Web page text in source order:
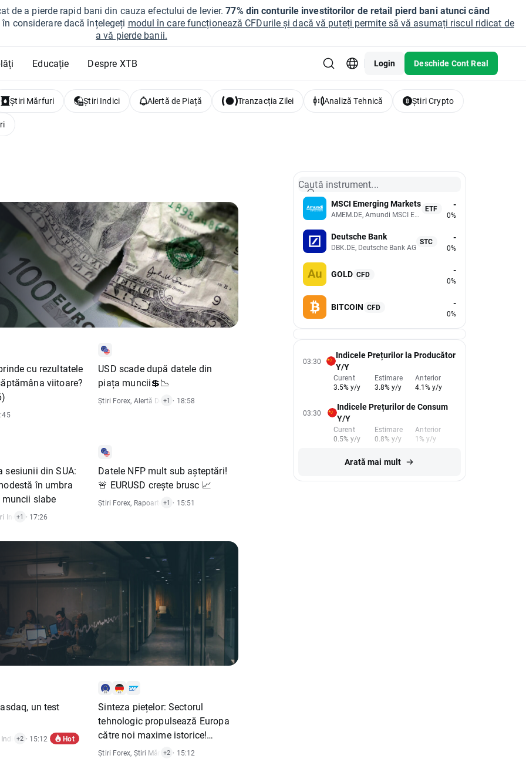
de a pierde rapid bani din cauza efectului de levier.77% din conturile investitorilor de retail pierd bani atunci când
considerare dacă înțelegeți modul în care funcționează CFDurile și dacă vă puteți permite să vă asumați riscul ridicat de
a vă pierde banii.
Educație Despre XTB Login Deschide Cont Real
Știri Mărfuri Știri Indici Alertă de Piață Tranzacția Zilei Analiză Tehnică Știri Crypto
cu rezultatele
viitoare?
USD scade după datele din
piața muncii💲📉
Știri Forex, Alertă De Piață
+1 · 18:58
sesiunii din SUA:
în umbra
muncii slabe
Indici ,Știri Acțiuni
+1 · 17:26
Datele NFP mult sub așteptări!
🚨 EURUSD crește brusc 📈
Știri Forex, Rapoarte Economice
+1 · 15:51
un test
,Rapoarte Economice Știri Acțiuni
+2 · 15:12 Hot
Sinteza piețelor: Sectorul
tehnologic propulsează Europa
către noi maxime istorice!
Metalele continuă să avanseze,
Știri Forex, Știri Mărfuri , Știri Indici
+2 · 15:12
Caută instrument...
MSCI Emerging Markets
AMEM.DE, Amundi MSCI Emerging Markets UCITS (Acc EUR)
ETF -
0%
Deutsche Bank
DBK.DE, Deutsche Bank AG
STC -
0%
GOLD CFD -
0%
BITCOIN CFD -
0%
03:30
Indicele Prețurilor la Producător
Y/Y
Curent
3.5% y/y
Estimare
3.8% y/y
Anterior
4.1% y/y
03:30
Indicele Prețurilor de Consum
Y/Y
Curent
0.5% y/y
Estimare
0.8% y/y
Anterior
1% y/y
Arată mai mult